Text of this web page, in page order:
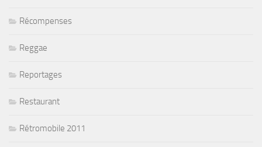
Récompenses
Reggae
Reportages
Restaurant
Rétromobile 2011